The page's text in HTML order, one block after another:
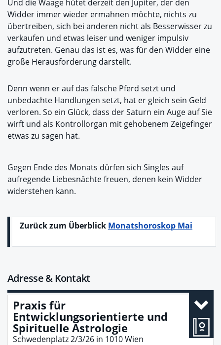
Und die Waage hütet derzeit den Jupiter, der den
Widder immer wieder ermahnen möchte, nichts zu
übertreiben, sich bei anderen nicht als Besserwisser zu
verkaufen und etwas leiser und weniger impulsiv
aufzutreten. Genau das ist es, was für den Widder eine
große Herausforderung darstellt.
Denn wenn er auf das falsche Pferd setzt und
unbedachte Handlungen setzt, hat er gleich sein Geld
verloren. So ein Glück, dass der Saturn ein Auge auf Sie
wirft und als Kontrollorgan mit gehobenem Zeigefinger
etwas zu sagen hat.
Gegen Ende des Monats dürfen sich Singles auf
aufregende Liebesnächte freuen, denen kein Widder
widerstehen kann.
Zurück zum Überblick Monatshoroskop Mai
Adresse & Kontakt
Praxis für
Entwicklungsorientierte und
Spirituelle Astrologie
Schwedenplatz 2/3/26 in 1010Wien